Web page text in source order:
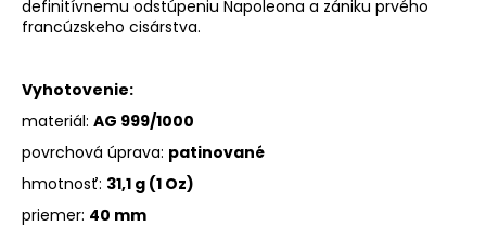
definitívnemu odstúpeniu Napoleona a zániku prvého
francúzskeho cisárstva.
Vyhotovenie:
materiál: AG 999/1000
povrchová úprava: patinované
hmotnosť: 31,1 g (1 Oz)
priemer: 40 mm